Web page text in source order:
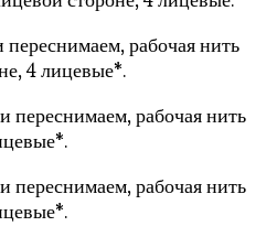
переснимаем, рабочая нить
4 лицевые*.
переснимаем, рабочая нить
переснимаем, рабочая нить